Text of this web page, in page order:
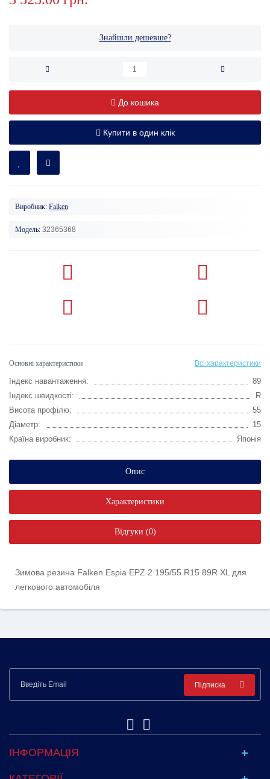
Знайшли дешевше?
До кошика
Купити в один клік
Виробник: Falken
Модель: 32365368
Основні характеристики Всі характеристики
Індекс навантаження:
89
Індекс швидкості:
R
Висота профілю:
55
Діаметр:
15
Країна виробник:
Японія
Опис
Характеристики
Відгуки (0)
Зимова резина Falken Espia EPZ 2 195/55 R15 89R XL для
легкового автомобіля
Підписка
ІНФОРМАЦІЯ